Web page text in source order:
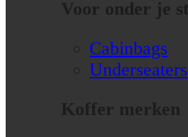
Voor onder je
Cabinbags
Underseaters
Koffer merken